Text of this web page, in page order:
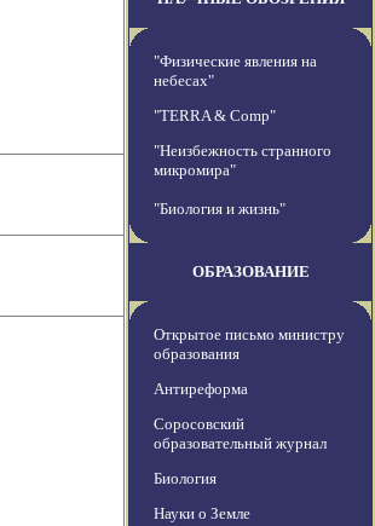
"Физические явления на
небесах"
"TERRA & Comp"
"Неизбежность странного
микромира"
"Биология и жизнь"
ОБРАЗОВАНИЕ
Открытое письмо министру
образования
Антиреформа
Соросовский
образовательный журнал
Биология
Науки о Земле